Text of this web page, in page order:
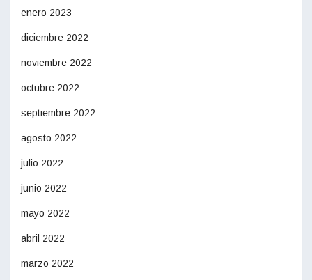
enero 2023
diciembre 2022
noviembre 2022
octubre 2022
septiembre 2022
agosto 2022
julio 2022
junio 2022
mayo 2022
abril 2022
marzo 2022